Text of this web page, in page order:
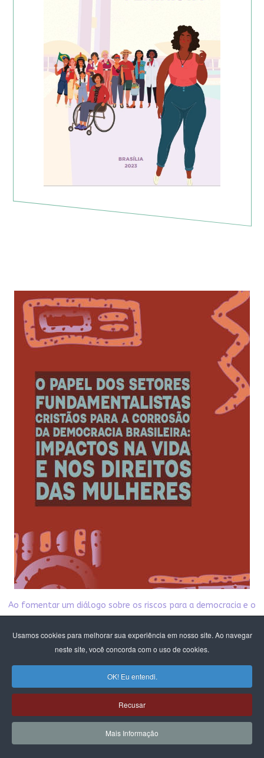
Usamos cookies para melhorar sua experiência em nosso site. Ao navegar
neste site, você concorda com o uso de cookies.
OK! Eu entendi.
Recusar
Mais Informação
Ao fomentar um diálogo sobre os riscos para a democracia e o
Estado Laico
na configuração em andamento no parlamento,
o CFEMEA, convidou ativistas e estudiosas do tema para propor
e possíveis brechas para atuação coletiva, visto que o debate
da laicidade
está intrinsecamente ligado à autonomia sexual das mulheres
e tudo o que se refere aos direitos reprodutivos.
Nesta publicação damos acesso público aos textos
produzidos pelo debate. Esperamos que